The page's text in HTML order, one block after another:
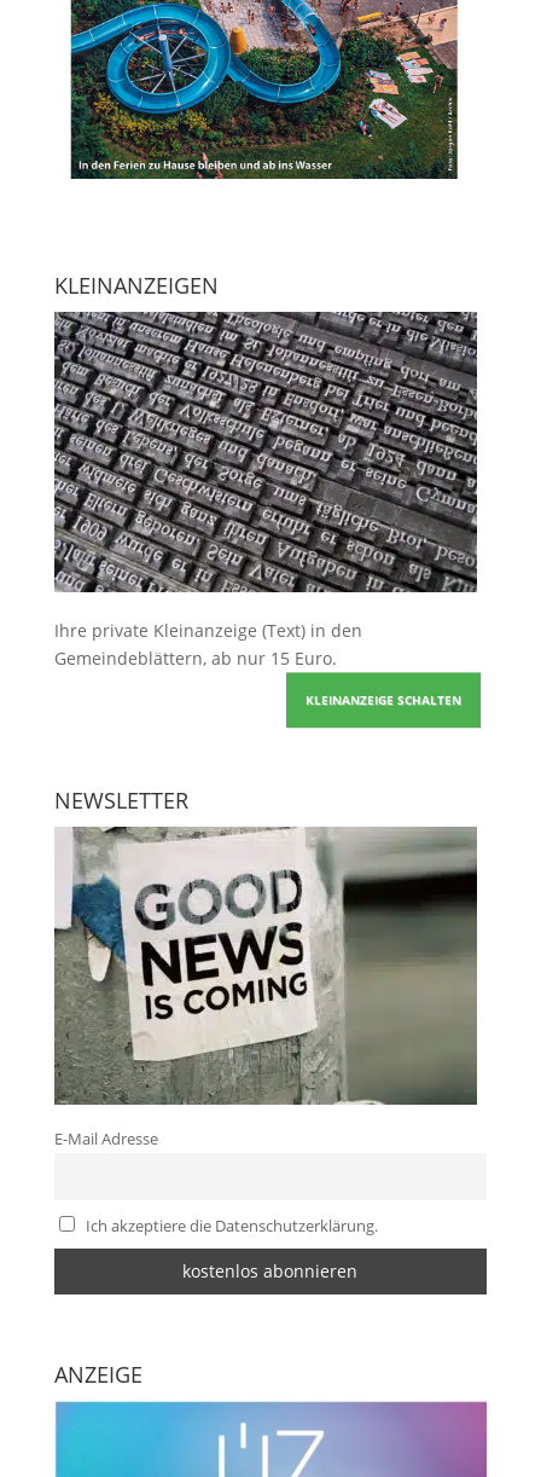
KLEINANZEIGEN
Ihre private Kleinanzeige (Text) in den
Gemeindeblättern, ab nur 15 Euro.
KLEINANZEIGE SCHALTEN
NEWSLETTER
E-Mail Adresse
Ich akzeptiere die Datenschutzerklärung.
ANZEIGE